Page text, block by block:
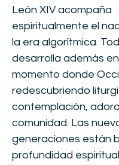
León XIV acompaña
espiritualmente el
la era algorítmica.
desarrolla además
momento donde
redescubriendo
contemplación,
comunidad. Las
generaciones están
profundidad